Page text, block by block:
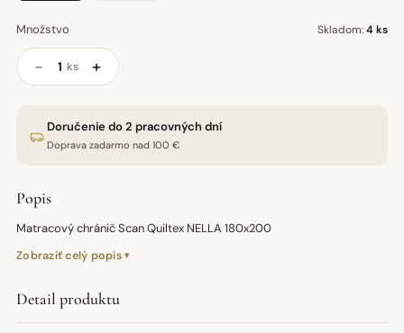
Množstvo Skladom:4 ks
− ks +
Doručenie do 2 pracovných dní
Doprava zadarmo nad 100 €
Popis
Matracový chránič Scan Quiltex NELLA 180x200
Zobraziť celý popis
Detail produktu